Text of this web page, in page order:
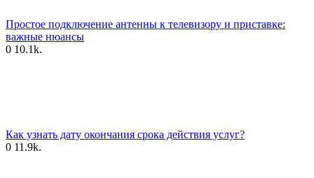
Простое подключение антенны к телевизору и приставке:
важные нюансы
0 10.1k.
Как узнать дату окончания срока действия услуг?
0 11.9k.